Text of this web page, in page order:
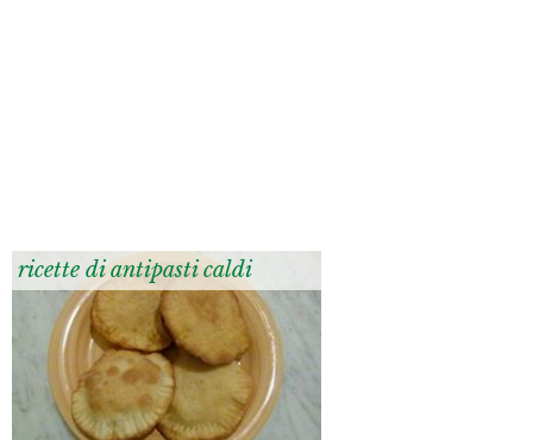
ricette di antipasti caldi